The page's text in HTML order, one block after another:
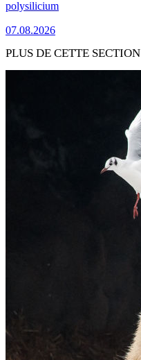
polysilicium
07.08.2026
PLUS DE CETTE SECTION